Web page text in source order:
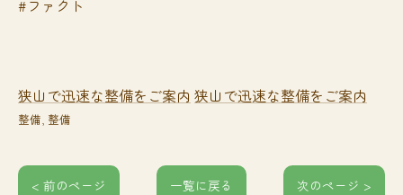
#ファクト
狭山で迅速な整備をご案内 狭山で迅速な整備をご案内
整備 整備
< 前のページ 一覧に戻る 次のページ >